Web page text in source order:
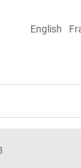
English